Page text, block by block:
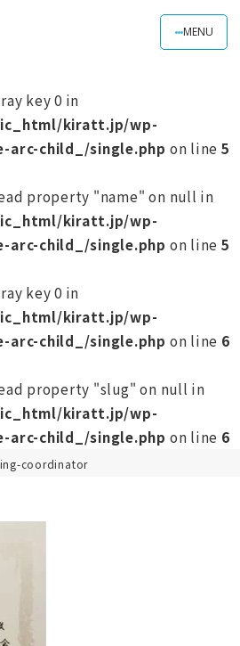
MENU
key 0 in
kiratt.jp/wp-
arc-child_/single.php on line 5
property "name" on null in
kiratt.jp/wp-
arc-child_/single.php on line 5
key 0 in
kiratt.jp/wp-
arc-child_/single.php on line 6
property "slug" on null in
kiratt.jp/wp-
arc-child_/single.php on line 6
coordinator